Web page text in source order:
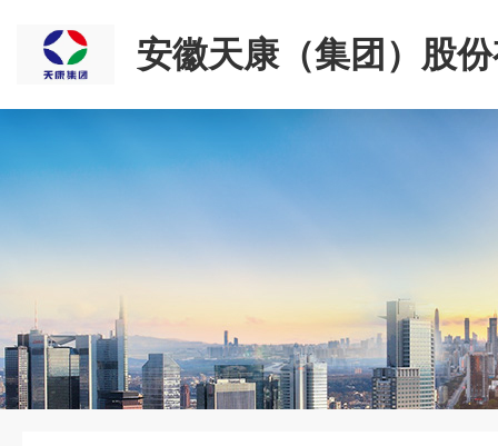
安徽天康（集团）股
司